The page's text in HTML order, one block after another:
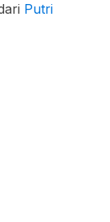
Putri